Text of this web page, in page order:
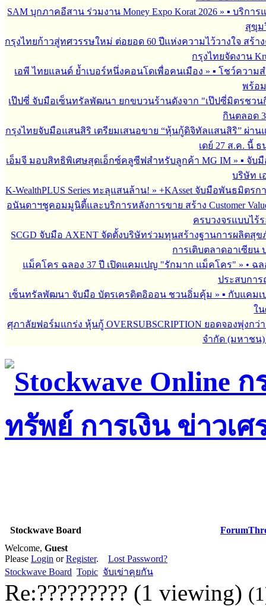
SAM บุกภาคอีสาน ร่วมงาน Money Expo Korat 2026 »▪︎ บริกา
สุขุม
กรุงไทยก้าวสู่ทศวรรษใหม่ ต่อยอด 60 ปีแห่งความไว้วางใจ สร้
กรุงไทยจัดงาน
เอพี ไทยแลนด์ ย้ำเบอร์หนึ่งคอนโดเพื่อคนเมือง »▪︎ โชว์ความ
พร้อ
เป๊ปซี่ จับมือเซ็นทรัลพัฒนา ยกขบวนร้านดังจาก "เป๊ปซี่มิตรชว
กินตลอด
กรุงไทยจับมือแสนสิริ เตรียมเสนอขาย “หุ้นกู้ดิจิทัลแสนสิริ” ผ่าน
เดย์ 27 ส.ค. นี้
เอ็มจี มอบสิทธิพิเศษสุดเอ็กซ์คลูซีฟสำหรับลูกค้า MG IM »▪︎ จับ
บริษัท เ
K-WealthPLUS Series ทะลุแสนล้าน! »+KAsset จับมือพันธมิตรการ
อนันดาฯชูคอมมูนิตี้และบริการหลังการขาย สร้าง Customer
ครบวงจรแบบไร้
SCGD จับมือ AXENT จัดตั้งบริษัทร่วมทุนสร้างฐานการผลิต
การเติบตลาดอาเซียน
แม็คโคร ฉลอง 37 ปี เปิดแคมเปญ "รักมาก แม็คโคร" » • ฉ
ประสบกา
เซ็นทรัลพัฒนา จับมือ บัตรเครดิตอิออน ชวนอิ่มคุ้ม »▪︎ กับแคม
ใ
ศุภาลัยฟอร์มแกร่ง หุ้นกู้ OVERSUBSCRIPTION ยอดจองพุ่งกว่
จำกัด (มหาชน)
Stockwave Board Forum
Welcome, Guest
Please Login orRegister. Lost Password?
Stockwave Board Topic จับเข่าคุยกัน
Re:????????? (1 viewing)